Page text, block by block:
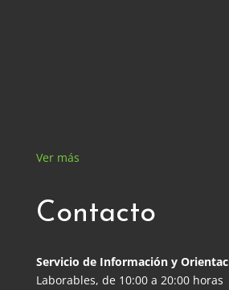
Ver más
Contacto
Servicio de Información y
Laborables, de 10:00 a 20:00 horas